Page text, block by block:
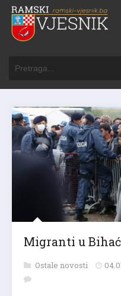
Migranti u
Ostale novosti